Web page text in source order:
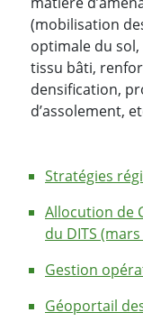
(mobilisation
optimale du
tissu bâti,
densification,
d’assolement,
Stratégies
Allocution de
du DITS
Gestion
Géoportail